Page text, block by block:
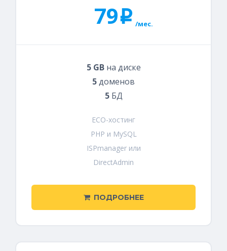
79i /мес.
5 GBна диске
5доменов
5БД
ECO-хостинг
PHP и MySQL
ISPmanager или
DirectAdmin
ПОДРОБНЕЕ